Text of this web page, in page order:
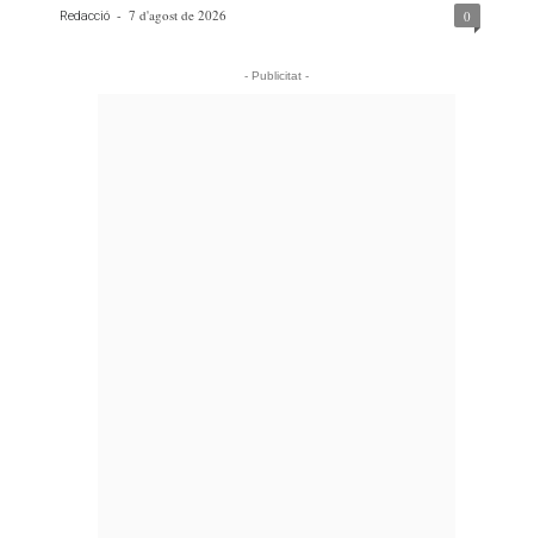
Redacció - 7 d'agost de 2026 0
- Publicitat -